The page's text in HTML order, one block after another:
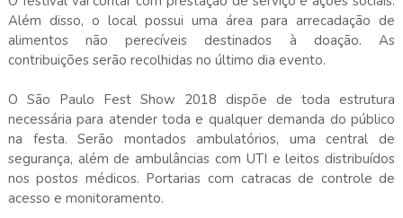
Além disso, o local possui uma área para arrecadação de
alimentos não perecíveis destinados à doação. As
contribuições serão recolhidas no último dia evento.
O São Paulo Fest Show 2018 dispõe de toda estrutura
necessária para atender toda e qualquer demanda do público
na festa. Serão montados ambulatórios, uma central de
segurança, além de ambulâncias com UTI e leitos distribuídos
nos postos médicos. Portarias com catracas de controle de
acesso e monitoramento.